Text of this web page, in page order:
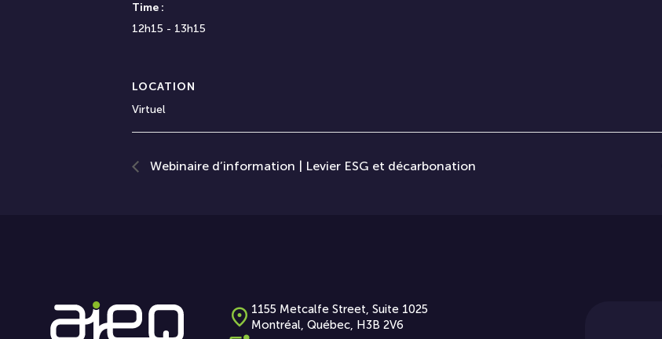
Time :
12h15 - 13h15
LOCATION
Virtuel
Webinaire d’information | Levier ESG et décarbonation
1155 Metcalfe Street, Suite 1025
Montréal, Québec, H3B 2V6